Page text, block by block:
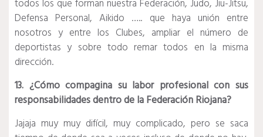
todos los que forman nuestra Federación, Judo, Jiu-Jitsu,
Defensa Personal, Aikido ….. que haya unión entre
nosotros y entre los Clubes, ampliar el número de
deportistas y sobre todo remar todos en la misma
dirección.
13. ¿Cómo compagina su labor profesional con sus
responsabilidades dentro de la Federación Riojana?
Jajaja muy muy difícil, muy complicado, pero se saca